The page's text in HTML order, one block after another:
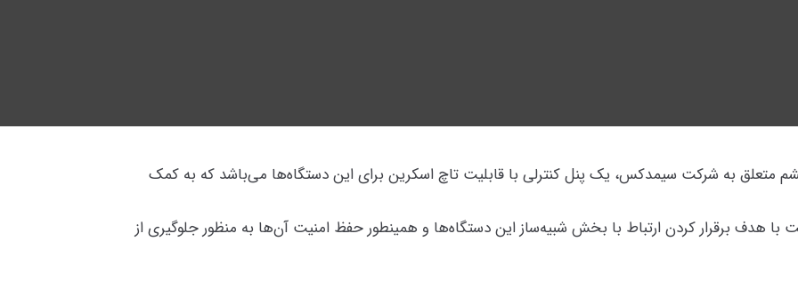
متعلق به شرکت سیمدکس، یک پنل کنترلی با قابلیت تاچ اسکرین برای این دستگاه‌ها می‌باشد که به کمک
با هدف برقرار کردن ارتباط با بخش شبیه‌ساز این دستگاه‌ها و همینطور حفظ امنیت آن‌ها به منظور جلوگیری از